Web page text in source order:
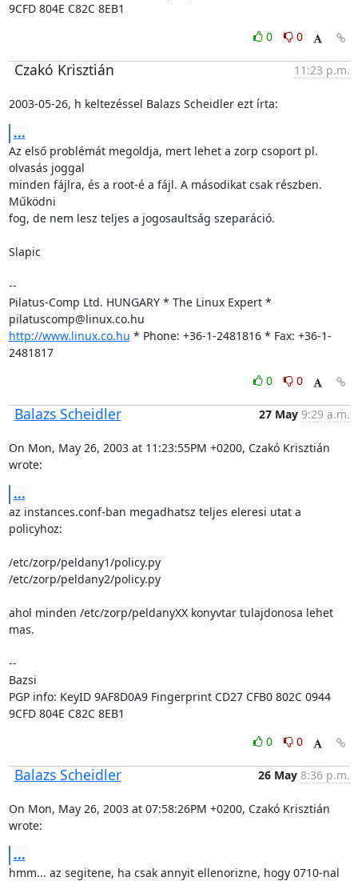
9CFD 804E C82C 8EB1
0
0
Czakó Krisztián 11:23 p.m.
2003-05-26, h keltezéssel Balazs Scheidler ezt írta:
...
Az első problémát megoldja, mert lehet a zorp csoport pl.
olvasás joggal
minden fájlra, és a root-é a fájl. A másodikat csak részben.
Működni
fog, de nem lesz teljes a jogosaultság szeparáció.
Slapic
--
Pilatus-Comp Ltd. HUNGARY * The Linux Expert *
http://www.linux.co.hu * Phone: +36-1-2481816 * Fax: +36-1-
2481817
0
0
Balazs Scheidler 27 May 9:29 a.m.
On Mon, May 26, 2003 at 11:23:55PM +0200, Czakó Krisztián
wrote:
...
az instances.conf-ban megadhatsz teljes eleresi utat a
policyhoz:
/etc/zorp/peldany1/policy.py
/etc/zorp/peldany2/policy.py
ahol minden /etc/zorp/peldanyXX konyvtar tulajdonosa lehet
mas.
--
Bazsi
PGP info: KeyID 9AF8D0A9 Fingerprint CD27 CFB0 802C 0944
9CFD 804E C82C 8EB1
0
0
Balazs Scheidler 26 May 8:36 p.m.
On Mon, May 26, 2003 at 07:58:26PM +0200, Czakó Krisztián
wrote:
...
hmm... az segitene, ha csak annyit ellenorizne, hogy 0710-nal